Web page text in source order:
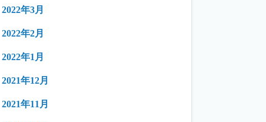
2022年3月
2022年2月
2022年1月
2021年12月
2021年11月